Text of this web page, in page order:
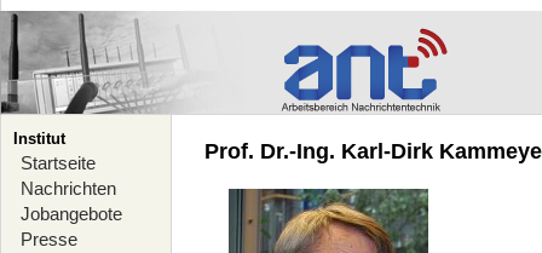
Institut
Startseite
Nachrichten
Jobangebote
Presse
Prof. Dr.-Ing. Karl-Dirk